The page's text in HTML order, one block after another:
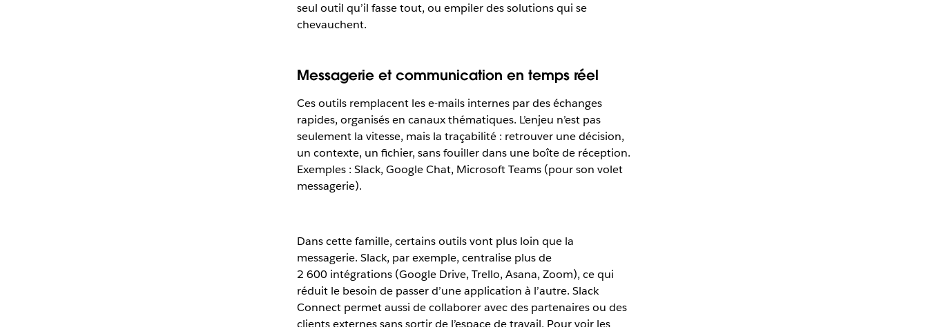
seul outil qu’il fasse tout, ou empiler des solutions qui se
chevauchent.
Messagerie et communication en temps réel
Ces outils remplacent les e-mails internes par des échanges
rapides, organisés en canaux thématiques. L’enjeu n’est pas
seulement la vitesse, mais la traçabilité : retrouver une décision,
un contexte, un fichier, sans fouiller dans une boîte de réception.
Exemples : Slack, Google Chat, Microsoft Teams (pour son volet
messagerie).
Dans cette famille, certains outils vont plus loin que la
messagerie. Slack, par exemple, centralise plus de
2 600 intégrations (Google Drive, Trello, Asana, Zoom), ce qui
réduit le besoin de passer d’une application à l’autre. Slack
Connect permet aussi de collaborer avec des partenaires ou des
clients externes sans sortir de l’espace de travail. Pour voir les